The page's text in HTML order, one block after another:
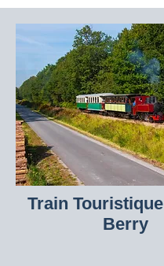
Train Touristique
Berry